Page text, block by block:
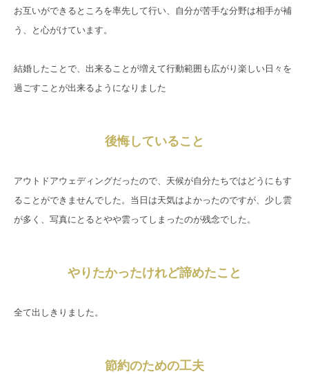
お互いができるところを率先して行い、自分が苦手な分野は相手が補
う、と心がけています。
結婚したことで、出来ることが増えて行動範囲も広がり楽しい日々を
過ごすことが出来るようになりました
後悔していること
アウトドアウェディングだったので、天候が自分たちではどうにもす
ることができませんでした。当日は天気はよかったのですが、少し雲
が多く、写真にとるとやや雲ってしまったのが残念でした。
やりたかったけれど諦めたこと
全て出しきりました。
節約のための工夫